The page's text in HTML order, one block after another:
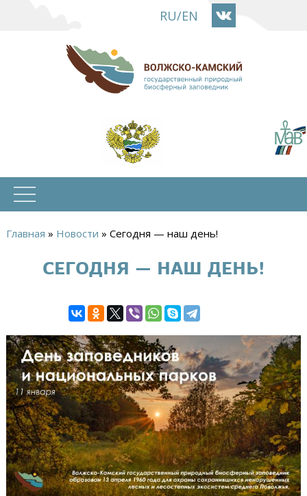
основному
содержанию
RU/EN
здесь
Главная » Новости » Сегодня — наш день!
СЕГОДНЯ — НАШ ДЕНЬ!